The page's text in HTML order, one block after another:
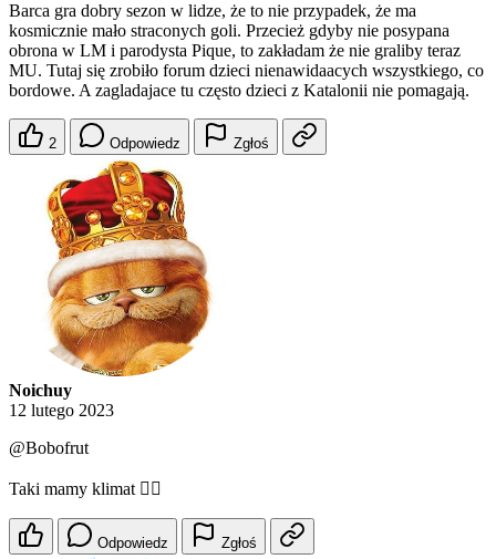
Barca gra dobry sezon w lidze, że to nie przypadek, że ma
kosmicznie mało straconych goli. Przecież gdyby nie posypana
obrona w LM i parodysta Pique, to zakładam że nie graliby teraz
MU. Tutaj się zrobiło forum dzieci nienawidaacych wszystkiego, co
bordowe. A zagladajace tu często dzieci z Katalonii nie pomagają.
2 Odpowiedz Zgłoś
Noichuy
12 lutego 2023
@Bobofrut
Taki mamy klimat 🤷‍♂️
Odpowiedz Zgłoś